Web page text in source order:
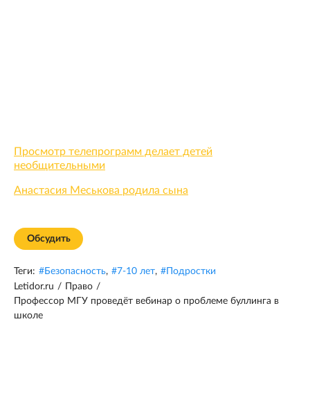
Просмотр телепрограмм делает детей
необщительными
Анастасия Меськова родила сына
Обсудить
Теги: #Безопасность, #7-10 лет, # Подростки
Letidor.ru / Право /
Профессор МГУ проведёт вебинар о проблеме буллинга в
школе